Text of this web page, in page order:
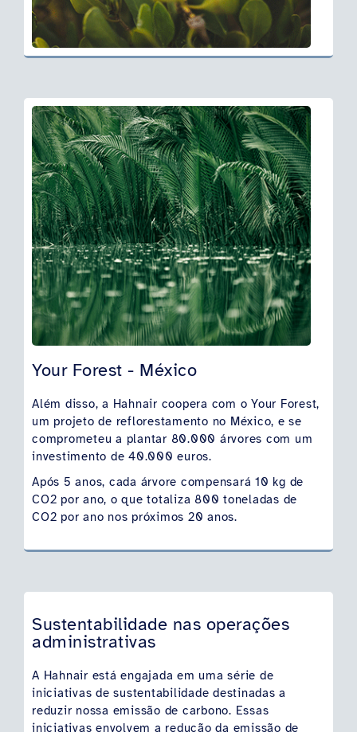
Your Forest - México
Além disso, a Hahnair coopera com o Your Forest,
um projeto de reflorestamento no México, e se
comprometeu a plantar 80.000 árvores com um
investimento de 40.000 euros.
Após 5 anos, cada árvore compensará 10 kg de
CO2 por ano, o que totaliza 800 toneladas de
CO2 por ano nos próximos 20 anos.
Sustentabilidade nas operações
administrativas
A Hahnair está engajada em uma série de
iniciativas de sustentabilidade destinadas a
reduzir nossa emissão de carbono. Essas
iniciativas envolvem a redução da emissão de